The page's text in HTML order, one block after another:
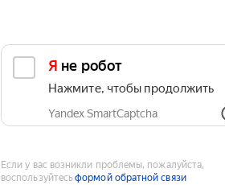
Я не робот
Нажмите, чтобы продолжить
Yandex SmartCaptcha
Если у вас возникли проблемы, пожалуйста,
воспользуйтесьформой обратной связи